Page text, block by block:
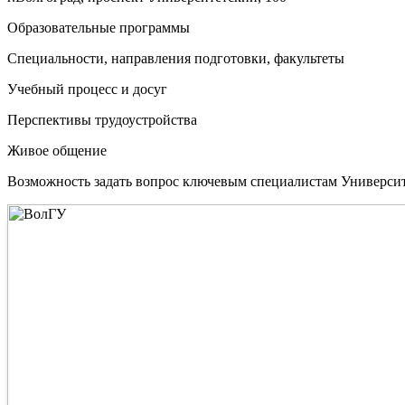
Образовательные программы
Специальности, направления подготовки, факультеты
Учебный процесс и досуг
Перспективы трудоустройства
Живое общение
Возможность задать вопрос ключевым специалистам